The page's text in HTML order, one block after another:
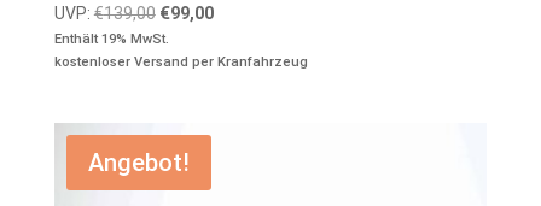
UVP: €139,00 Ursprünglicher
Preis
war:
€99,00Aktueller
ist:
Enthält 19% MwSt.
kostenloser Versand per Kranfahrzeug
Angebot!